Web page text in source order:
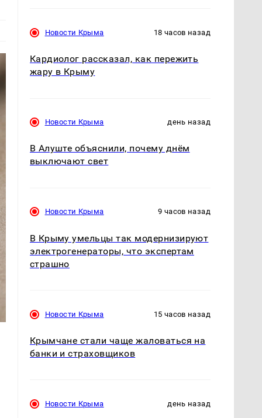
Новости Крыма 18 часов назад
Кардиолог рассказал, как пережить
жару в Крыму
Новости Крыма день назад
В Алуште объяснили, почему днём
выключают свет
Новости Крыма 9 часов назад
В Крыму умельцы так модернизируют
электрогенераторы, что экспертам
страшно
Новости Крыма 15 часов назад
Крымчане стали чаще жаловаться на
банки и страховщиков
Новости Крыма день назад